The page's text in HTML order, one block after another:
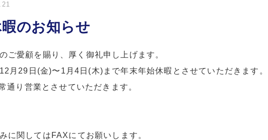
のお知らせ
ご愛顧を賜り、厚く御礼申し上げます。
月29日(金)〜1月4日(木)まで年末年始休暇とさせていただきます。
通り営業とさせていただきます。
に関してはFAXにてお願いします。